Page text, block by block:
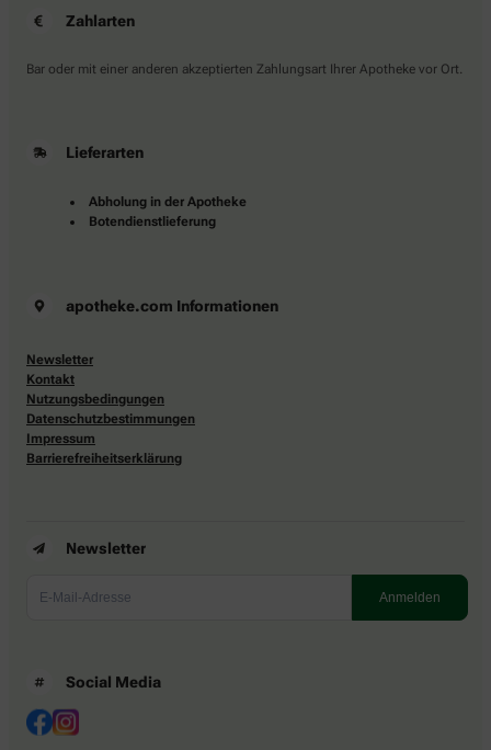
Zahlarten
Bar oder mit einer anderen akzeptierten Zahlungsart Ihrer Apotheke vor Ort.
Lieferarten
Abholung in der Apotheke
Botendienstlieferung
apotheke.com Informationen
Newsletter
Kontakt
Nutzungsbedingungen
Datenschutzbestimmungen
Impressum
Barrierefreiheitserklärung
Newsletter
Social Media